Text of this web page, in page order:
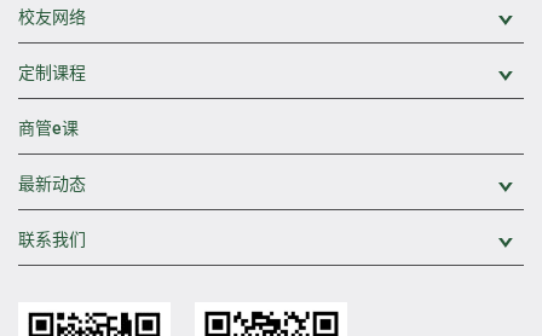
校友网络
定制课程
商管e课
最新动态
联系我们